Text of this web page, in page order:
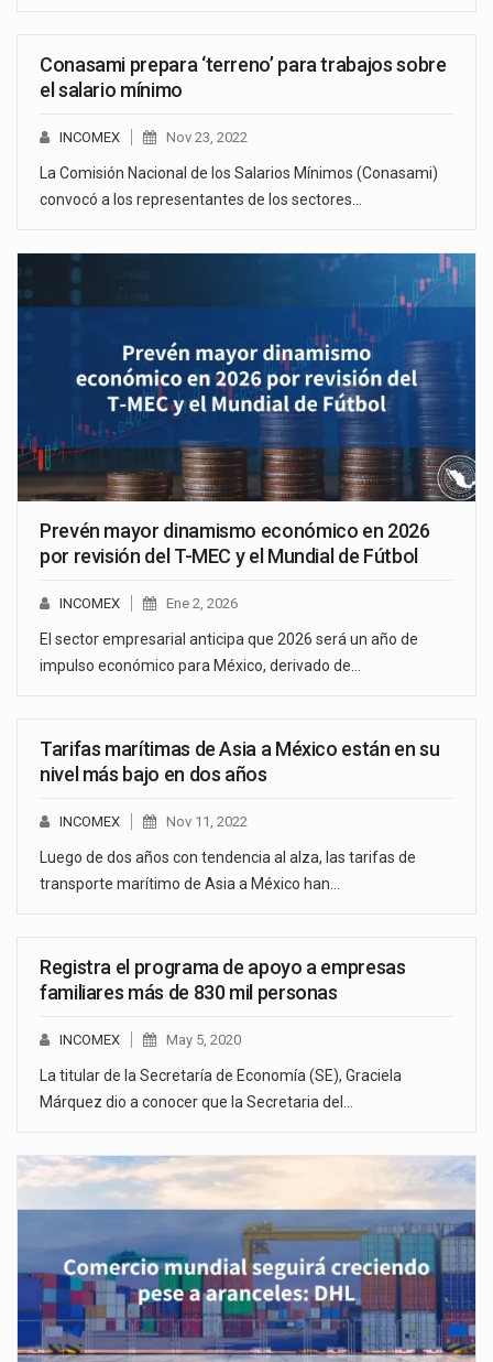
Conasami prepara ‘terreno’ para trabajos sobre
el salario mínimo
INCOMEX Nov 23, 2022
La Comisión Nacional de los Salarios Mínimos (Conasami)
convocó a los representantes de los sectores…
Prevén mayor dinamismo económico en 2026
por revisión del T-MEC y el Mundial de Fútbol
INCOMEX Ene 2, 2026
El sector empresarial anticipa que 2026 será un año de
impulso económico para México, derivado de…
Tarifas marítimas de Asia a México están en su
nivel más bajo en dos años
INCOMEX Nov 11, 2022
Luego de dos años con tendencia al alza, las tarifas de
transporte marítimo de Asia a México han…
Registra el programa de apoyo a empresas
familiares más de 830 mil personas
INCOMEX May 5, 2020
La titular de la Secretaría de Economía (SE), Graciela
Márquez dio a conocer que la Secretaria del…